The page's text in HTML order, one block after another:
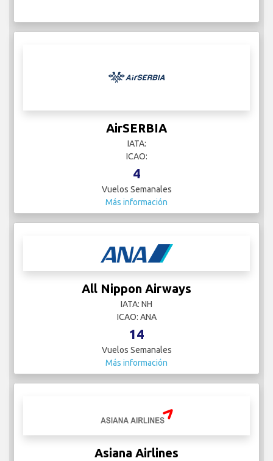
AirSERBIA
IATA:
ICAO:
4
Vuelos Semanales
Más información
All Nippon Airways
IATA: NH
ICAO: ANA
14
Vuelos Semanales
Más información
Asiana Airlines